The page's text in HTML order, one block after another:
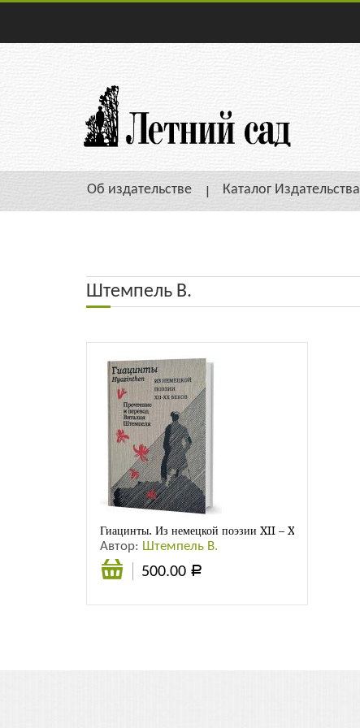
Об издательстве Каталог Издательства
Штемпель В.
Гиацинты. Из немецкой поэзии XII – XXвв.
Автор: Штемпель В.
500.00 Р